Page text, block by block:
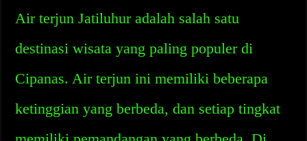
Air terjun Jatiluhur adalah salah satu
destinasi wisata yang paling populer di
Cipanas. Air terjun ini memiliki beberapa
ketinggian yang berbeda, dan setiap tingkat